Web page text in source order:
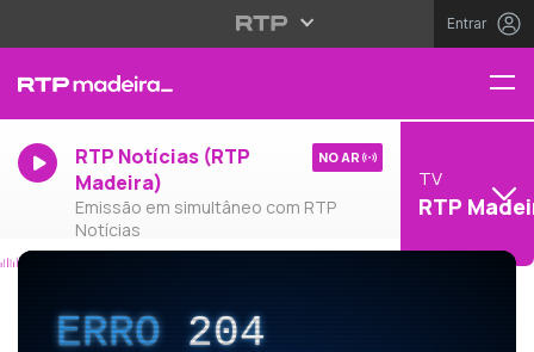
Entrar
RTP Notícias (RTP
Madeira)
Emissão em simultâneo com RTP
Notícias
NO AR
TV
RTP
ERRO204